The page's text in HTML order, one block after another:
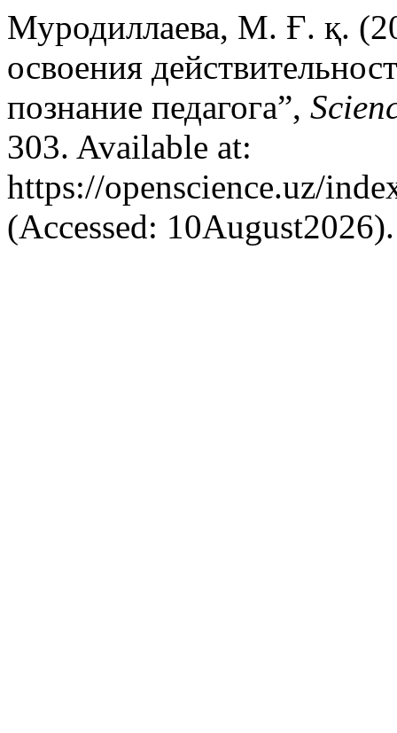
Муродиллаева, М. Ғ. қ.
освоения
познание педагога”,
303. Available at:
https://openscience.uz/
(Accessed: 10August2026).